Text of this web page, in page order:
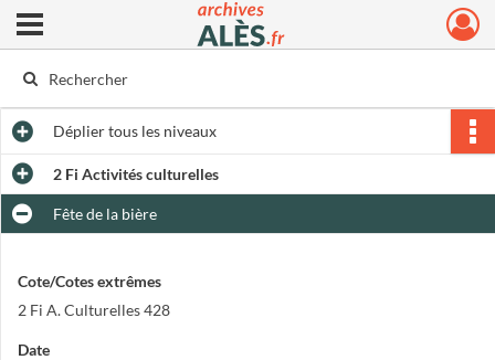
Archives municipales d'Alès
Ouvrir le menu déroulant
Dépliertous les niveaux
2 Fi Activités culturelles
Fête de la bière
Cote/Cotes extrêmes
2 Fi A. Culturelles 428
Date